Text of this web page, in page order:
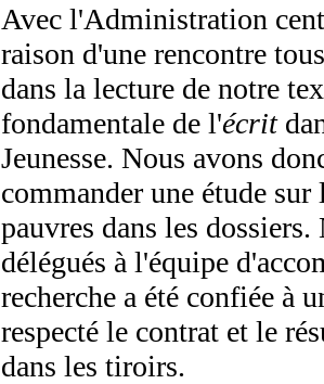
Avec l'Administration
raison d'une rencontre
dans la lecture de notre
fondamentale de l'écrit
Jeunesse. Nous avons
commander une étude
pauvres dans les
délégués à l'équipe
recherche a été confiée à
respecté le contrat et le
dans les tiroirs.